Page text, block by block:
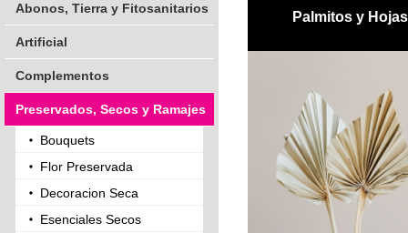
Abonos, Tierra y Fitosanitarios
Artificial
Complementos
Preservados, Secos y Ramajes
Bouquets
Flor Preservada
Decoracion Seca
Esenciales Secos
Palmitos y Hojas